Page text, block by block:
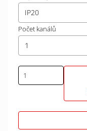
IP20
Počet kanálů
1